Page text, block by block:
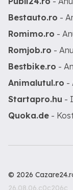
Bestauto.ro -
Romimo.ro -
Romjob.ro -
Bestbike.ro -
Animalutul.ro -
Startapro.hu -
Quoka.de -
© 2026
26.08.06.c0c206c